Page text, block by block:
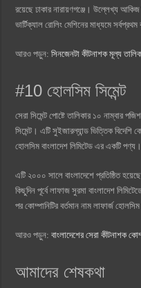
রয়েছে ঢাকার নারায়ণগঞ্জে। উল্লেখ্য আকিজ
ভার্টিক্যাল রোলিং মেশিনের মাধ্যমে
আরও পড়ুন:সিনজেনটা কীটনাশক মূল্য
#10 হোলসিম সিমেন্ট
সেরা সিমেন্ট পোষ্টে তালিকার ১০ নাম্বার
সিমেন্ট। এটি সুইজারল্যান্ড ভিত্তিক বিদেশি
হোলসিম বাংলাদেশ লিমিটেড এর একটি পণ্য।
এটি ২০০০ সালে বাংলাদেশে প্রতিষ্ঠিত
কিছুদিন পূর্বে লাফাজ সুরমা বাংলাদেশ
পর কোম্পানিটির বর্তমান নাম লাফার্জ
আরও পড়ুন:বাংলাদেশের সেরা কীটনাশক
আমাদের শেষকথা